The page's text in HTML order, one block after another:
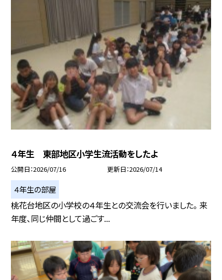
４年生 東部地区小学生流活動をしたよ
公開日 2026/07/16 更新日 2026/07/14
４年生の部屋
桃花台地区の小学校の４年生との交流会を行いました。 来
年度、同じ仲間として過ごす...